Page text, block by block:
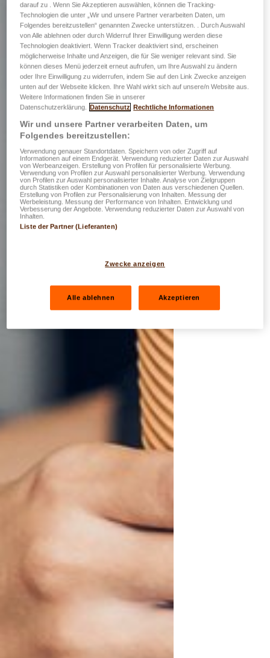
darauf zu . Wenn Sie Akzeptieren auswählen, können die Tracking-
Technologien die unter „Wir und unsere Partner verarbeiten Daten, um
Folgendes bereitzustellen“ genannten Zwecke unterstützen. . Durch Auswahl
von Alle ablehnen oder durch Widerruf Ihrer Einwilligung werden diese
Technologien deaktiviert. Wenn Tracker deaktiviert sind, erscheinen
möglicherweise Inhalte und Anzeigen, die für Sie weniger relevant sind. Sie
können dieses Menü jederzeit erneut aufrufen, um Ihre Auswahl zu ändern
oder Ihre Einwilligung zu widerrufen, indem Sie auf den Link Zwecke anzeigen
unten auf der Webseite klicken. Ihre Wahl wirkt sich auf unsere/n Website aus.
Weitere Informationen finden Sie in unserer
Datenschutzerklärung. Datenschutz Rechtliche Informationen
Wir und unsere Partner verarbeiten Daten, um
Folgendes bereitzustellen:
Verwendung genauer Standortdaten. Speichern von oder Zugriff auf
Informationen auf einem Endgerät. Verwendung reduzierter Daten zur Auswahl
von Werbeanzeigen. Erstellung von Profilen für personalisierte Werbung.
Verwendung von Profilen zur Auswahl personalisierter Werbung. Verwendung
von Profilen zur Auswahl personalisierter Inhalte. Analyse von Zielgruppen
durch Statistiken oder Kombinationen von Daten aus verschiedenen Quellen.
Erstellung von Profilen zur Personalisierung von Inhalten. Messung der
Werbeleistung. Messung der Performance von Inhalten. Entwicklung und
Verbesserung der Angebote. Verwendung reduzierter Daten zur Auswahl von
Inhalten.
Liste der Partner (Lieferanten)
Zwecke anzeigen
Alle ablehnen Akzeptieren